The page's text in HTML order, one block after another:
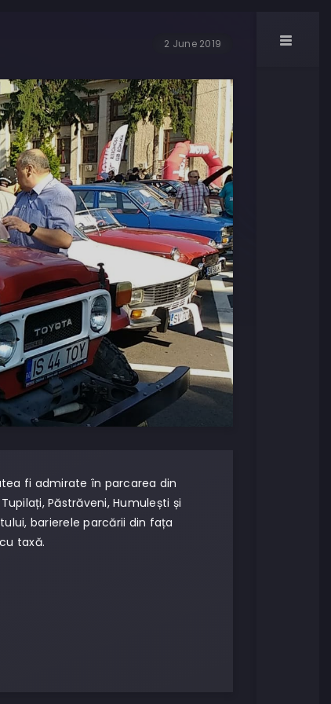
2 June 2019
fi admirate în parcarea din
Păstrăveni, Humulești și
barierele parcării din fața
taxă.